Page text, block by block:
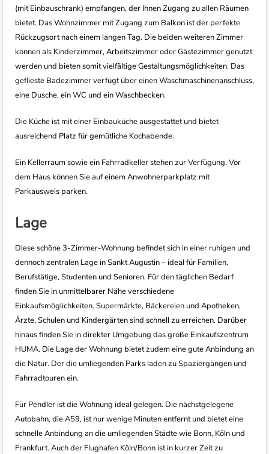
(mit Einbauschrank) empfangen, der Ihnen Zugang zu allen Räumen
bietet. Das Wohnzimmer mit Zugang zum Balkon ist der perfekte
Rückzugsort nach einem langen Tag. Die beiden weiteren Zimmer
können als Kinderzimmer, Arbeitszimmer oder Gästezimmer genutzt
werden und bieten somit vielfältige Gestaltungsmöglichkeiten. Das
geflieste Badezimmer verfügt über einen Waschmaschinenanschluss,
eine Dusche, ein WC und ein Waschbecken.
Die Küche ist mit einer Einbauküche ausgestattet und bietet
ausreichend Platz für gemütliche Kochabende.
Ein Kellerraum sowie ein Fahrradkeller stehen zur Verfügung. Vor
dem Haus können Sie auf einem Anwohnerparkplatz mit
Parkausweis parken.
Lage
Diese schöne 3-Zimmer-Wohnung befindet sich in einer ruhigen und
dennoch zentralen Lage in Sankt Augustin – ideal für Familien,
Berufstätige, Studenten und Senioren. Für den täglichen Bedarf
finden Sie in unmittelbarer Nähe verschiedene
Einkaufsmöglichkeiten. Supermärkte, Bäckereien und Apotheken,
Ärzte, Schulen und Kindergärten sind schnell zu erreichen. Darüber
hinaus finden Sie in direkter Umgebung das große Einkaufszentrum
HUMA. Die Lage der Wohnung bietet zudem eine gute Anbindung an
die Natur. Der die umliegenden Parks laden zu Spaziergängen und
Fahrradtouren ein.
Für Pendler ist die Wohnung ideal gelegen. Die nächstgelegene
Autobahn, die A59, ist nur wenige Minuten entfernt und bietet eine
schnelle Anbindung an die umliegenden Städte wie Bonn, Köln und
Frankfurt. Auch der Flughafen Köln/Bonn ist in kurzer Zeit zu